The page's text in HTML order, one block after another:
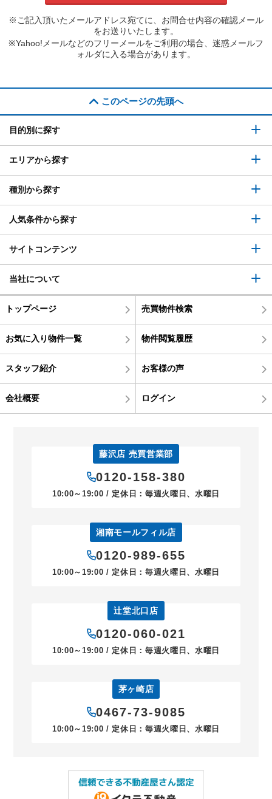
※ご記入頂いたメールアドレス宛てに、お問合せ内容の確認メール
をお送りいたします。
※Yahoo!メールなどのフリーメールをご利用の場合、迷惑メールフ
ォルダに入る場合があります。
このページの先頭へ
目的別に探す
エリアから探す
種別から探す
人気条件から探す
サイトコンテンツ
当社について
トップページ 売買物件検索
お気に入り物件一覧 物件閲覧履歴
スタッフ紹介 お客様の声
会社概要 ログイン
藤沢店 売買営業部
0120-158-380
10:00～19:00 / 定休日：毎週火曜日、水曜日
湘南モールフィル店
0120-989-655
10:00～19:00 / 定休日：毎週火曜日、水曜日
辻堂北口店
0120-060-021
10:00～19:00 / 定休日：毎週火曜日、水曜日
茅ヶ崎店
0467-73-9085
10:00～19:00 / 定休日：毎週火曜日、水曜日